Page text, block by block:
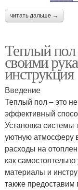
читать дальше →
Теплый пол
своими
инструкция
Введение
Теплый пол – это
эффективный
Установка системы
уютную атмосферу
расходы на
как
материалы и
также